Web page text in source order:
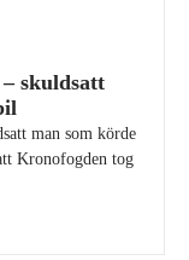
skuldsatt
man som körde
Kronofogden tog